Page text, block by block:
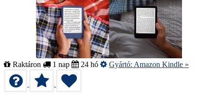
Raktáron 1 nap 24 hó Gyártó: Amazon Kindle »